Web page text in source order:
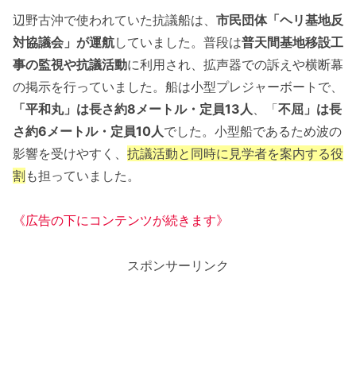
辺野古沖で使われていた抗議船は、 市民団体「ヘリ基地反
対協議会」が運航していました。普段は普天間基地移設工
事の監視や抗議活動に利用され、拡声器での訴えや横断幕
の掲示を行っていました。船は小型プレジャーボートで、
「平和丸」は長さ約8メートル・定員13人 、「不屈」は長
さ約6メートル・定員10人でした。小型船であるため波の
影響を受けやすく、 抗議活動と同時に見学者を案内する役
割 も担っていました。
《広告の下にコンテンツが続きます》
スポンサーリンク